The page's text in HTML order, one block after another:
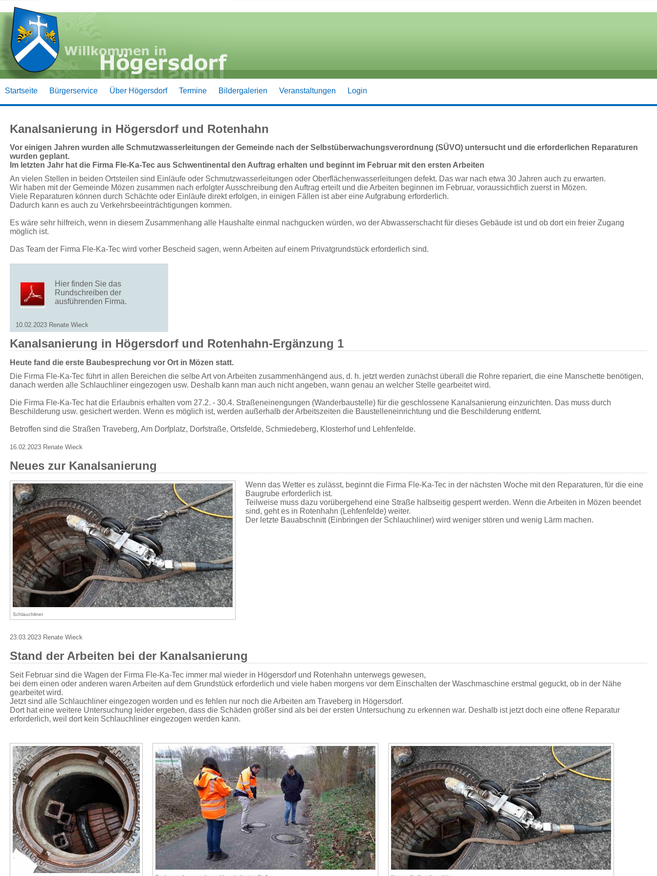
Startseite Bürgerservice Über Högersdorf Termine Bildergalerien Veranstaltungen Login
Kanalsanierung in Högersdorf und Rotenhahn
Vor einigen Jahren wurden alle Schmutzwasserleitungen der Gemeinde nach der Selbstüberwachungsverordnung (SÜVO) untersucht und die erforderlichen Reparaturen
wurden geplant.
Im letzten Jahr hat die Firma Fle-Ka-Tec aus Schwentinental den Auftrag erhalten und beginnt im Februar mit den ersten Arbeiten
An vielen Stellen in beiden Ortsteilen sind Einläufe oder Schmutzwasserleitungen oder Oberflächenwasserleitungen defekt. Das war nach etwa 30 Jahren auch zu erwarten.
Wir haben mit der Gemeinde Mözen zusammen nach erfolgter Ausschreibung den Auftrag erteilt und die Arbeiten beginnen im Februar, voraussichtlich zuerst in Mözen.
Viele Reparaturen können durch Schächte oder Einläufe direkt erfolgen, in einigen Fällen ist aber eine Aufgrabung erforderlich.
Dadurch kann es auch zu Verkehrsbeeinträchtigungen kommen.
Es wäre sehr hilfreich, wenn in diesem Zusammenhang alle Haushalte einmal nachgucken würden, wo der Abwasserschacht für dieses Gebäude ist und ob dort ein freier Zugang
möglich ist.
Das Team der Firma Fle-Ka-Tec wird vorher Bescheid sagen, wenn Arbeiten auf einem Privatgrundstück erforderlich sind.
Hier finden Sie das
Rundschreiben der
ausführenden Firma.
10.02.2023 Renate Wieck
Kanalsanierung in Högersdorf und Rotenhahn-Ergänzung 1
Heute fand die erste Baubesprechung vor Ort in Mözen statt.
Die Firma Fle-Ka-Tec führt in allen Bereichen die selbe Art von Arbeiten zusammenhängend aus, d. h. jetzt werden zunächst überall die Rohre repariert, die eine Manschette benötigen,
danach werden alle Schlauchliner eingezogen usw. Deshalb kann man auch nicht angeben, wann genau an welcher Stelle gearbeitet wird.
Die Firma Fle-Ka-Tec hat die Erlaubnis erhalten vom 27.2. - 30.4. Straßeneinengungen (Wanderbaustelle) für die geschlossene Kanalsanierung einzurichten. Das muss durch
Beschilderung usw. gesichert werden. Wenn es möglich ist, werden außerhalb der Arbeitszeiten die Baustelleneinrichtung und die Beschilderung entfernt.
Betroffen sind die Straßen Traveberg, Am Dorfplatz, Dorfstraße, Ortsfelde, Schmiedeberg, Klosterhof und Lehfenfelde.
16.02.2023 Renate Wieck
Neues zur Kanalsanierung
Schlauchliner
Wenn das Wetter es zulässt, beginnt die Firma Fle-Ka-Tec in der nächsten Woche mit den Reparaturen, für die eine
Baugrube erforderlich ist.
Teilweise muss dazu vorübergehend eine Straße halbseitig gesperrt werden. Wenn die Arbeiten in Mözen beendet
sind, geht es in Rotenhahn (Lehfenfelde) weiter.
Der letzte Bauabschnitt (Einbringen der Schlauchliner) wird weniger stören und wenig Lärm machen.
23.03.2023 Renate Wieck
Stand der Arbeiten bei der Kanalsanierung
Seit Februar sind die Wagen der Firma Fle-Ka-Tec immer mal wieder in Högersdorf und Rotenhahn unterwegs gewesen,
bei dem einen oder anderen waren Arbeiten auf dem Grundstück erforderlich und viele haben morgens vor dem Einschalten der Waschmaschine erstmal geguckt, ob in der Nähe
gearbeitet wird.
Jetzt sind alle Schlauchliner eingezogen worden und es fehlen nur noch die Arbeiten am Traveberg in Högersdorf.
Dort hat eine weitere Untersuchung leider ergeben, dass die Schäden größer sind als bei der ersten Untersuchung zu erkennen war. Deshalb ist jetzt doch eine offene Reparatur
erforderlich, weil dort kein Schlauchliner eingezogen werden kann.